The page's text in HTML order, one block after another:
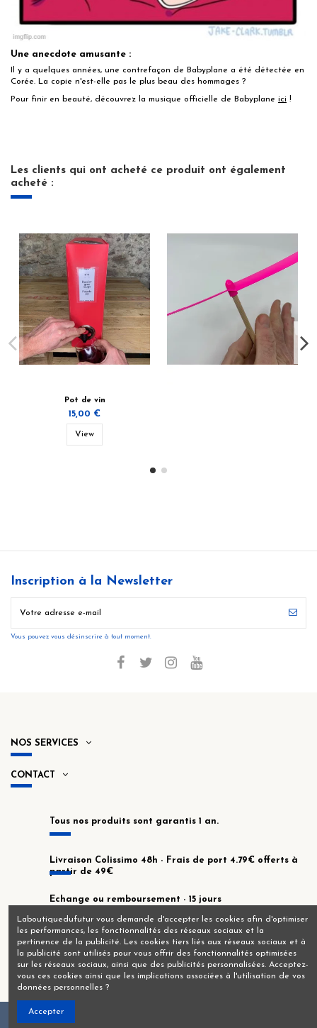
Une anecdote amusante :
Il y a quelques années, une contrefaçon de Babyplane a été détectée en
Corée. La copie n'est-elle pas le plus beau des hommages ?
Pour finir en beauté, découvrez la musique officielle de Babyplane ici !
Les clients qui ont acheté ce produit ont également
acheté :
Pot de vin
15,00 €
View
Inscription à la Newsletter
Vous pouvez vous désinscrire à tout moment.
NOS SERVICES
CONTACT
Tous nos produits sont garantis 1 an.
Livraison Colissimo 48h - Frais de port 4.79€ offerts à
partir de 49€
Echange ou remboursement - 15 jours
En stock dans notre atelier de Montrouge !
Laboutiquedufutur vous demande d'accepter les cookies afin d'optimiser
les performances, les fonctionnalités des réseaux sociaux et la
pertinence de la publicité. Les cookies tiers liés aux réseaux sociaux et à
la publicité sont utilisés pour vous offrir des fonctionnalités optimisées
sur les réseaux sociaux, ainsi que des publicités personnalisées. Acceptez-
vous ces cookies ainsi que les implications associées à l'utilisation de vos
données personnelles ?
Accepter